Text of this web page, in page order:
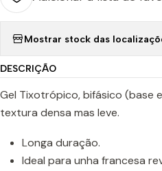
Mostrar stock das
DESCRIÇÃO
Gel Tixotrópico, bifásico (base
textura densa mas leve.
Longa duração.
Ideal para unha francesa